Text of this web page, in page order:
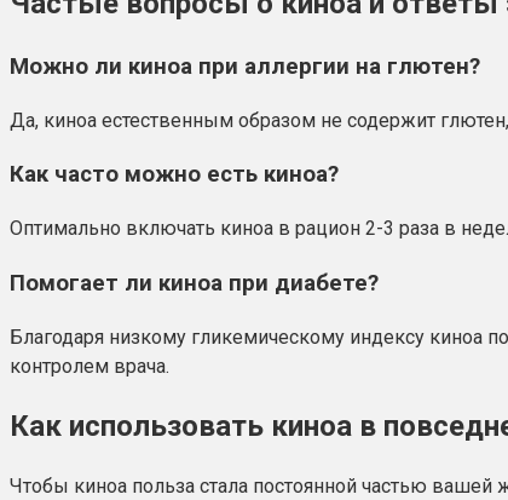
Можно ли киноа при аллергии на глютен?
Да, киноа естественным образом не содержит
Как часто можно есть киноа?
Оптимально включать киноа в рацион 2-3 раза в
Помогает ли киноа при диабете?
Благодаря низкому гликемическому индексу киноа
контролем врача.
Как использовать киноа в
Чтобы киноа польза стала постоянной частью